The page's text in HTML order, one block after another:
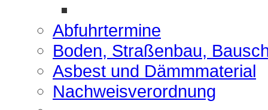
Abfuhrtermine
Boden, Straßenbau,
Asbest und Dämmmaterial
Nachweisverordnung